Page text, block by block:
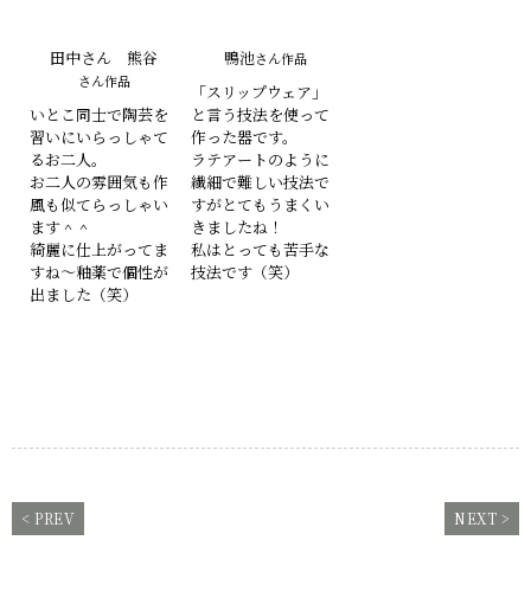
田中さん 熊谷
さん作品
いとこ同士で陶芸を
習いにいらっしゃて
るお二人。
お二人の雰囲気も作
風も似てらっしゃい
ます＾＾
綺麗に仕上がってま
すね～釉薬で個性が
出ました（笑）
鴨池さん作品
「スリップウェア」
と言う技法を使って
作った器です。
ラテアートのように
繊細で難しい技法で
すがとてもうまくい
きましたね！
私はとっても苦手な
技法です（笑）
< PREV NEXT >